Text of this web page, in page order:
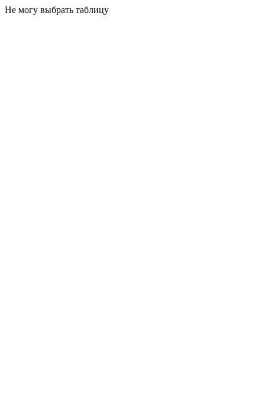
Не могу выбрать таблицу